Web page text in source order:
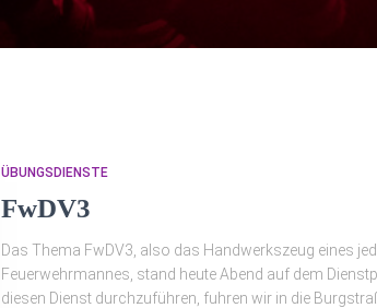
ÜBUNGSDIENSTE
FwDV3
Das Thema FwDV3, also das Handwerkszeug eines
Feuerwehrmannes, stand heute Abend auf dem
diesen Dienst durchzuführen, fuhren wir in die